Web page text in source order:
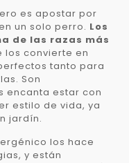
es apostar por
un solo perro. Los
de las razas más
los convierte en
tanto para
Son
encanta estar con
estilo de vida, ya
jardín.
los hace
y están